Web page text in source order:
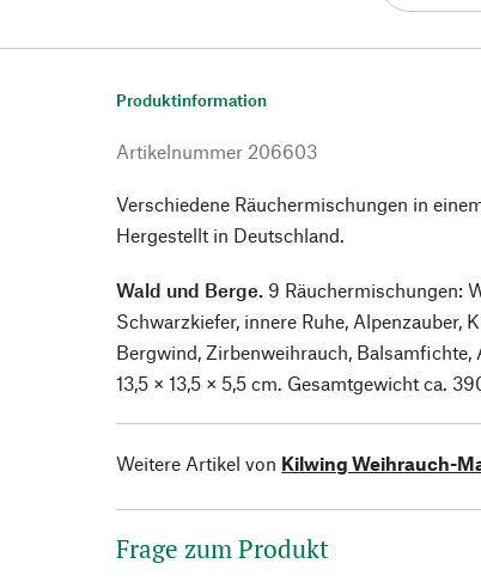
Produktinformation
Artikelnummer 206603
Verschiedene Räuchermischungen in
Hergestellt in Deutschland.
Wald und Berge. 9 Räuchermischungen:
Schwarzkiefer, innere Ruhe, Alpenzauber,
Bergwind, Zirbenweihrauch, Balsamfichte,
13,5 × 13,5 × 5,5 cm. Gesamtgewicht ca.
Weitere Artikel von Kilwing Weihrauch-
Frage zum Produkt